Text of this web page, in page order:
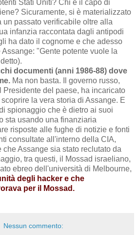
Stati Uniti? Chi è il capo di
Sicuramente, si è materializzato
un passato verificabile oltre alla
infanzia raccontata dagli antipodi
ha dato il cognome e che adesso
"Gente potente vuole la
documenti (anni 1986-88) dove
Ma non basta. Il governo russo,
Presidente del paese, ha incaricato
la vera storia di Assange. E
spionaggio che è dietro ai suoi
sta usando una finanziaria
risposte alle fughe di notizie e fonti
consultate all'interno della CIA,
che Assange sia stato reclutato da
tra questi, il Mossad israeliano,
ebreo dell'università di Melbourne,
degli hacker e che
per il Mossad.
Nessun commento: